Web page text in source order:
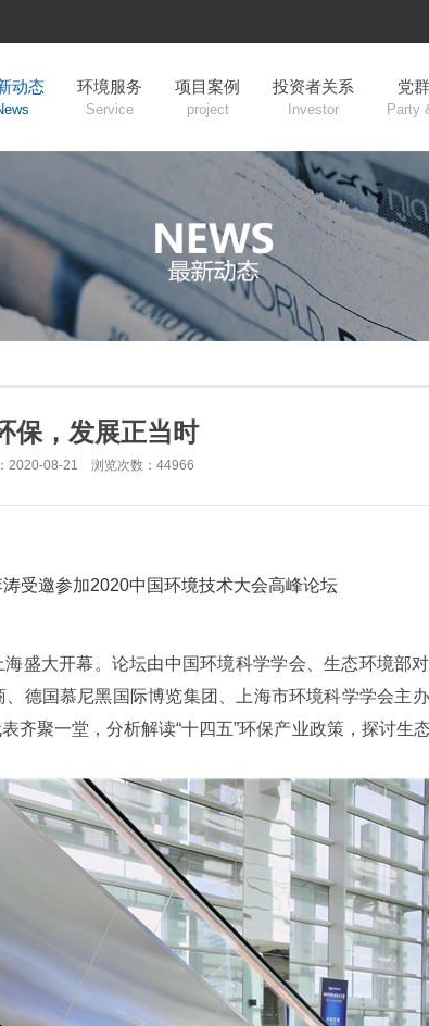
动态 环境服务
Service
项目案例
project
投资者关系
Investor
党
Party
保，发展正当时
2020-08-21 浏览次数：44966
受邀参加2020中国环境技术大会高峰论坛
盛大开幕。论坛由中国环境科学学会、生态环境部
德国慕尼黑国际博览集团、上海市环境科学学会主
齐聚一堂，分析解读“十四五”环保产业政策，探讨生